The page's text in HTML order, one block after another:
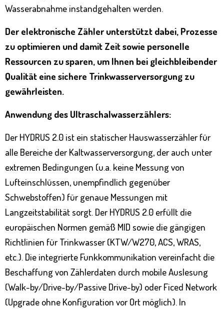
Wasserabnahme instandgehalten werden.
Der elektronische Zähler unterstützt dabei, Prozesse
zu optimieren und damit Zeit sowie personelle
Ressourcen zu sparen, um Ihnen bei gleichbleibender
Qualität eine sichere Trinkwasserversorgung zu
gewährleisten.
Anwendung des Ultraschalwasserzählers:
Der HYDRUS 2.0 ist ein statischer Hauswasserzähler für
alle Bereiche der Kaltwasserversorgung, der auch unter
extremen Bedingungen (u.a. keine Messung von
Lufteinschlüssen, unempfindlich gegenüber
Schwebstoffen) für genaue Messungen mit
Langzeitstabilität sorgt. Der HYDRUS 2.0 erfüllt die
europäischen Normen gemäß MID sowie die gängigen
Richtlinien für Trinkwasser (KTW/W270, ACS, WRAS,
etc.). Die integrierte Funkkommunikation vereinfacht die
Beschaffung von Zählerdaten durch mobile Auslesung
(Walk-by/Drive-by/Passive Drive-by) oder Ficed Network
(Upgrade ohne Konfiguration vor Ort möglich). In